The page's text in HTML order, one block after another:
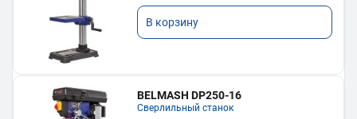
В корзину
BELMASH DP250-16
Сверлильный станок